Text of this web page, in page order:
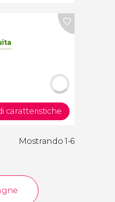
caratteristiche
Mostrando 1-6